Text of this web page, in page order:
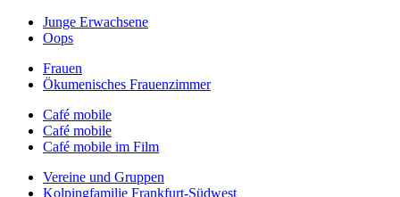
Junge Erwachsene
Oops
Frauen
Ökumenisches Frauenzimmer
Café mobile
Café mobile
Café mobile im Film
Vereine und Gruppen
Kolpingfamilie Frankfurt-Südwest